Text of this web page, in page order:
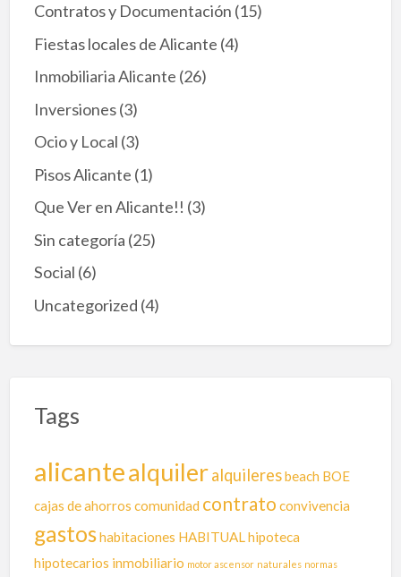
m
¿
é
a
Contratos y Documentación (15)
Fiestas locales de Alicante (4)
Inmobiliaria Alicante (26)
Inversiones(3)
Ocio y Local (3)
Pisos Alicante (1)
Que Ver en Alicante!! (3)
Sin categoría (25)
Social (6)
Uncategorized (4)
Tags
alicantealquileralquileresbeach BOE
cajas de ahorros comunidad contrato convivencia
gastoshabitaciones HABITUALhipoteca
hipotecarios inmobiliario motor ascensor naturales normas